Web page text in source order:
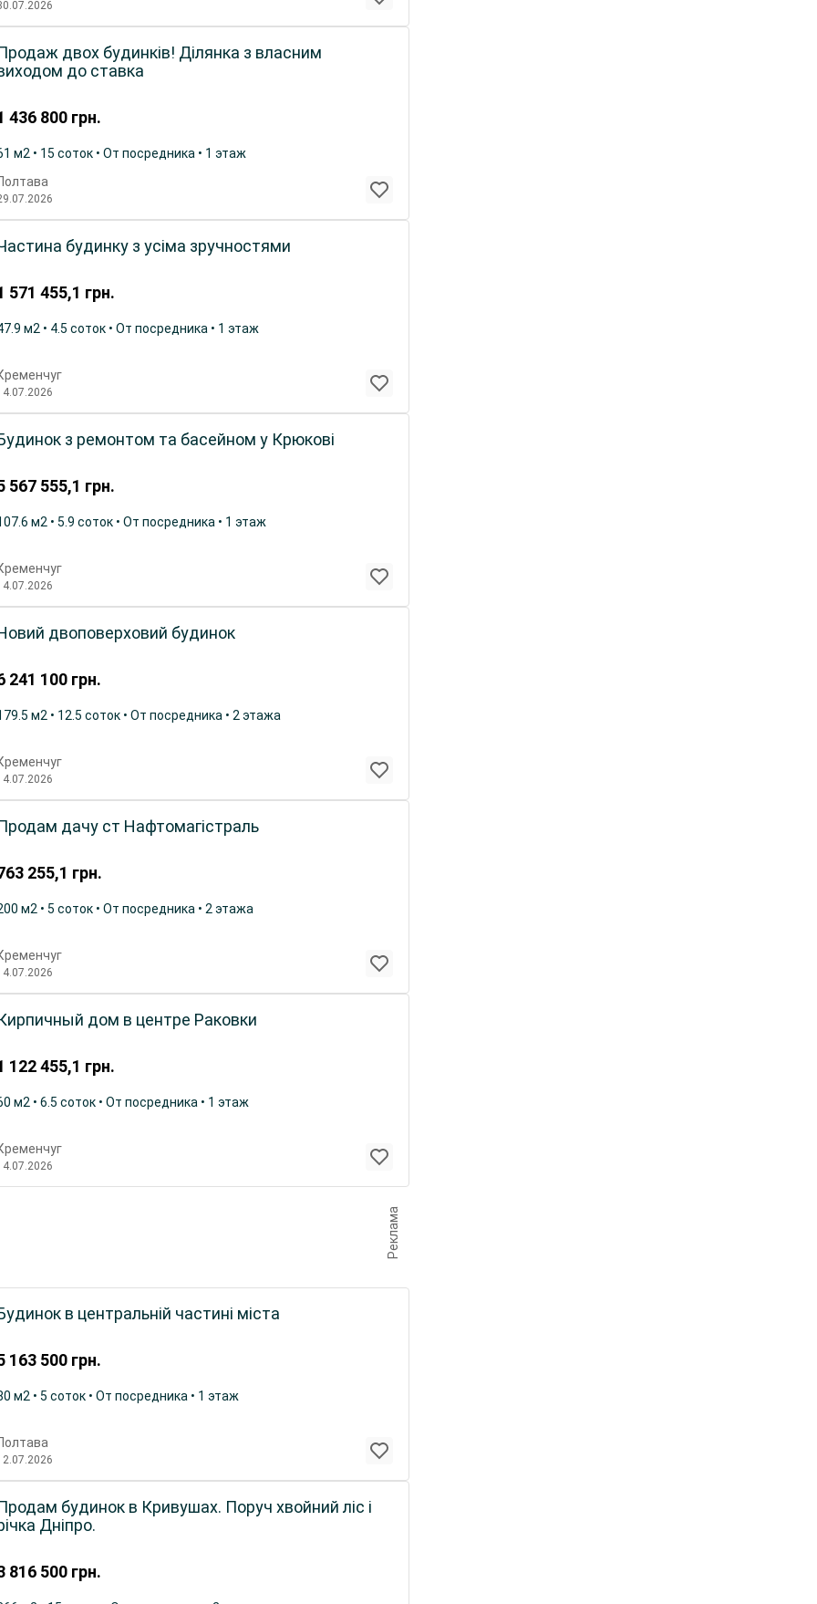
436 800 грн.
двох будинків! Ділянка з власним
до ставка
м2 • 15 соток • От посредника • 1 этаж
571 455,1 грн.
будинку з усіма зручностями
м2 • 4.5 соток • От посредника • 1 этаж
567 555,1 грн.
з ремонтом та басейном у Крюкові
м2 • 5.9 соток • От посредника • 1 этаж
241 100 грн.
двоповерховий будинок
м2 • 12.5 соток • От посредника • 2 этажа
255,1 грн.
дачу ст Нафтомагістраль
м2 • 5 соток • От посредника • 2 этажа
122 455,1 грн.
дом в центре Раковки
м2 • 6.5 соток • От посредника • 1 этаж
Реклама
163 500 грн.
в центральній частині міста
м2 • 5 соток • От посредника • 1 этаж
816 500 грн.
будинок в Кривушах. Поруч хвойний ліс і
Дніпро.